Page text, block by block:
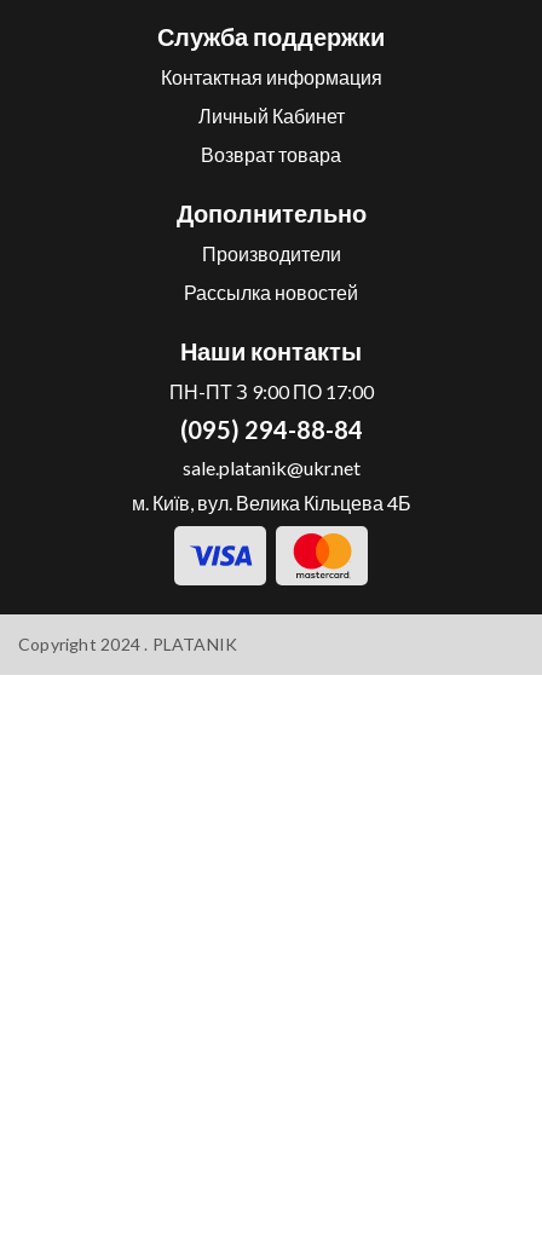
Служба поддержки
Контактная информация
Личный Кабинет
Возврат товара
Дополнительно
Производители
Рассылка новостей
Наши контакты
ПН-ПТ З 9:00 ПО 17:00
(095) 294-88-84
sale.platanik@ukr.net
м. Київ, вул. Велика Кільцева 4Б
Copyright 2024 . PLATANIK